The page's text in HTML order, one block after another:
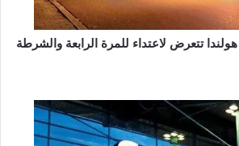
تتعرض لاعتداء للمرة الرابعة والشرطة